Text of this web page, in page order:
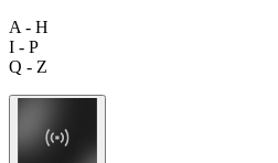
A - H
I - P
Q - Z